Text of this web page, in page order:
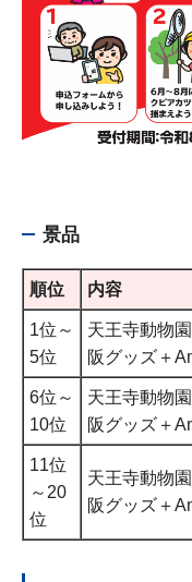
景品
順位 内容
1位～
5位
天王寺動物
阪グッズ＋
6位～
10位
天王寺動物
阪グッズ＋
11位
～20
位
天王寺動物
阪グッズ＋